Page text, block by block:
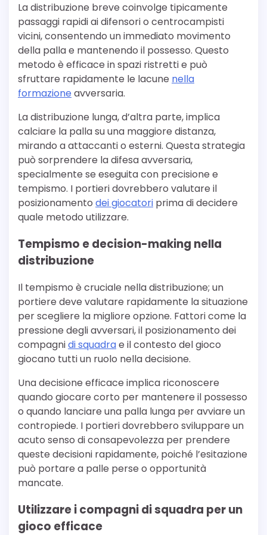
La distribuzione breve coinvolge tipicamente
passaggi rapidi ai difensori o centrocampisti
vicini, consentendo un immediato movimento
della palla e mantenendo il possesso. Questo
metodo è efficace in spazi ristretti e può
sfruttare rapidamente le lacune nella
formazione avversaria.
La distribuzione lunga, d’altra parte, implica
calciare la palla su una maggiore distanza,
mirando a attaccanti o esterni. Questa strategia
può sorprendere la difesa avversaria,
specialmente se eseguita con precisione e
tempismo. I portieri dovrebbero valutare il
posizionamento dei giocatori prima di decidere
quale metodo utilizzare.
Tempismo e decision-making nella
distribuzione
Il tempismo è cruciale nella distribuzione; un
portiere deve valutare rapidamente la situazione
per scegliere la migliore opzione. Fattori come la
pressione degli avversari, il posizionamento dei
compagnidi squadrae il contesto del gioco
giocano tutti un ruolo nella decisione.
Una decisione efficace implica riconoscere
quando giocare corto per mantenere il possesso
o quando lanciare una palla lunga per avviare un
contropiede. I portieri dovrebbero sviluppare un
acuto senso di consapevolezza per prendere
queste decisioni rapidamente, poiché l’esitazione
può portare a palle perse o opportunità
mancate.
Utilizzare i compagni di squadra per un
gioco efficace